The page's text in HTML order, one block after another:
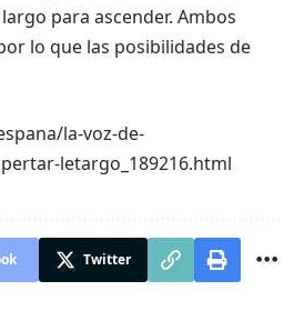
para ascender. Ambos
lo que las posibilidades de
la-voz-de-
letargo_189216.html
Twitter